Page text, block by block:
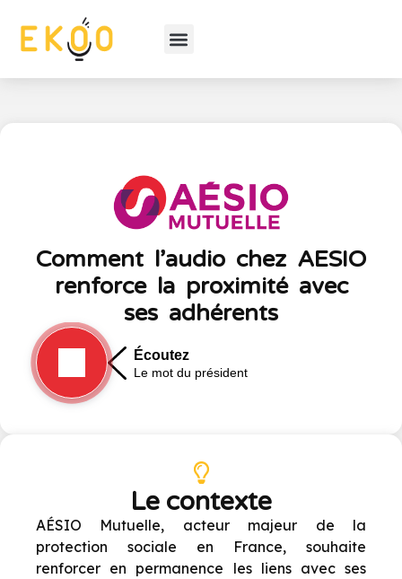
Comment l’audio chez AESIO
renforce la proximité avec
ses adhérents
Le contexte
AÉSIO Mutuelle, acteur majeur de la
protection sociale en France, souhaite
renforcer en permanence les liens avec ses